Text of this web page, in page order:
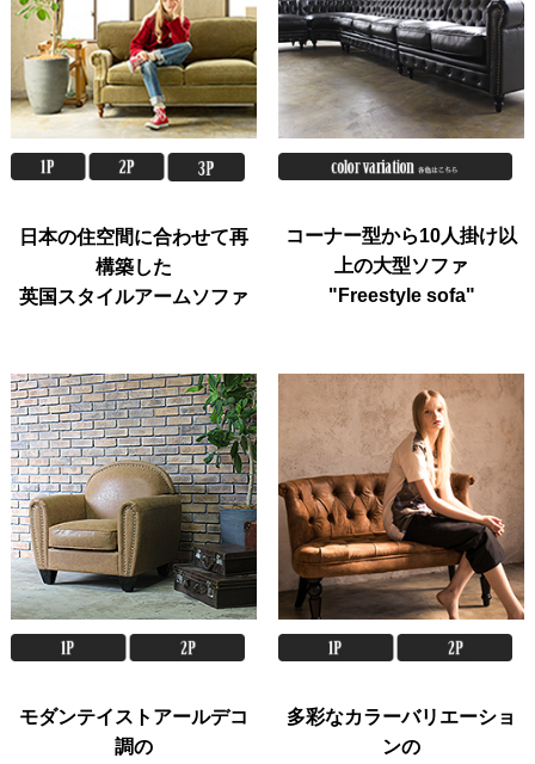
日本の住空間に合わせて再
構築した
英国スタイルアームソファ
コーナー型から10人掛け以
上の大型ソファ
"Freestyle sofa"
モダンテイストアールデコ
調の
多彩なカラーバリエーショ
ンの